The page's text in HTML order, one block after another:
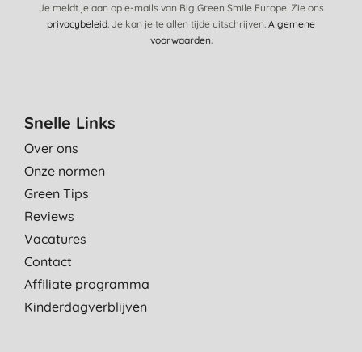
Je meldt je aan op e-mails van Big Green Smile Europe. Zie ons
privacybeleid. Je kan je te allen tijde uitschrijven. Algemene
voorwaarden.
Snelle Links
Over ons
Onze normen
Green Tips
Reviews
Vacatures
Contact
Affiliate programma
Kinderdagverblijven